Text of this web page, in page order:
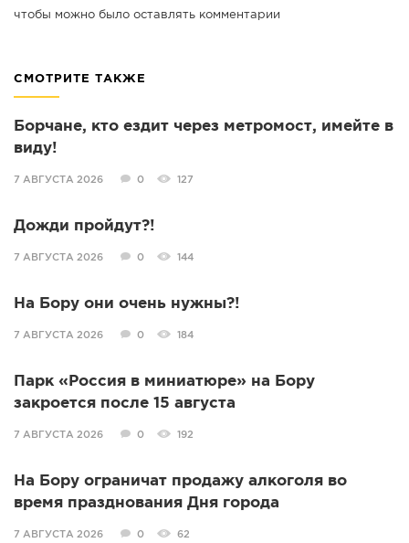
чтобы можно было оставлять комментарии
СМОТРИТЕ ТАКЖЕ
Борчане, кто ездит через метромост, имейте в
виду!
7 АВГУСТА 2026 0 127
Дожди пройдут?!
7 АВГУСТА 2026 0 144
На Бору они очень нужны?!
7 АВГУСТА 2026 0 184
Парк «Россия в миниатюре» на Бору
закроется после 15 августа
7 АВГУСТА 2026 0 192
На Бору ограничат продажу алкоголя во
время празднования Дня города
7 АВГУСТА 2026 0 62